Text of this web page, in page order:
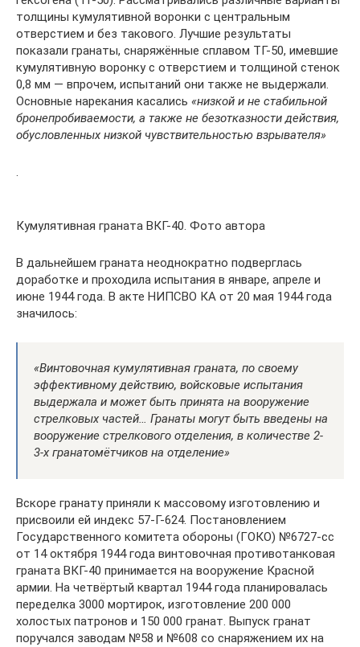
толщины кумулятивной воронки с центральным
отверстием и без такового. Лучшие результаты
показали гранаты, снаряжённые сплавом ТГ-50, имевшие
кумулятивную воронку с отверстием и толщиной стенок
0,8 мм — впрочем, испытаний они также не выдержали.
Основные нарекания касались «низкой и не стабильной
бронепробиваемости, а также не безотказности действия,
обусловленных низкой чувствительностью взрывателя»
.
Кумулятивная граната ВКГ-40. Фото автора
В дальнейшем граната неоднократно подверглась
доработке и проходила испытания в январе, апреле и
июне 1944 года. В акте НИПСВО КА от 20 мая 1944 года
значилось:
«Винтовочная кумулятивная граната, по своему
эффективному действию, войсковые испытания
выдержала и может быть принята на вооружение
стрелковых частей… Гранаты могут быть введены на
вооружение стрелкового отделения, в количестве 2-
3-х гранатомётчиков на отделение»
Вскоре гранату приняли к массовому изготовлению и
присвоили ей индекс 57-Г-624. Постановлением
Государственного комитета обороны (ГОКО) №6727-сс
от 14 октября 1944 года винтовочная противотанковая
граната ВКГ-40 принимается на вооружение Красной
армии. На четвёртый квартал 1944 года планировалась
переделка 3000 мортирок, изготовление 200 000
холостых патронов и 150 000 гранат. Выпуск гранат
поручался заводам №58 и №608 со снаряжением их на